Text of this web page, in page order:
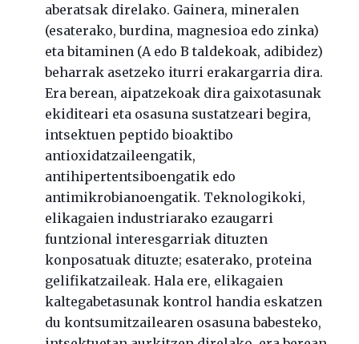
aberatsak direlako. Gainera, mineralen
(esaterako, burdina, magnesioa edo zinka)
eta bitaminen (A edo B taldekoak, adibidez)
beharrak asetzeko iturri erakargarria dira.
Era berean, aipatzekoak dira gaixotasunak
ekiditeari eta osasuna sustatzeari begira,
intsektuen peptido bioaktibo
antioxidatzaileengatik,
antihipertentsiboengatik edo
antimikrobianoengatik. Teknologikoki,
elikagaien industriarako ezaugarri
funtzional interesgarriak dituzten
konposatuak dituzte; esaterako, proteina
gelifikatzaileak. Hala ere, elikagaien
kaltegabetasunak kontrol handia eskatzen
du kontsumitzailearen osasuna babesteko,